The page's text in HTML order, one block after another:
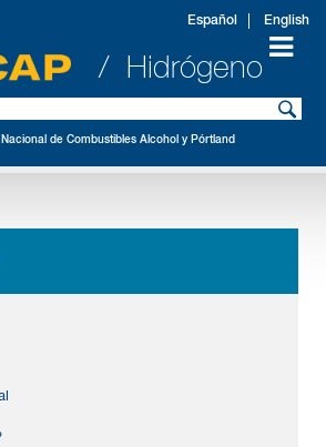
de Combustibles Alcohol y Pórtland
/ Hidrógeno
Español English